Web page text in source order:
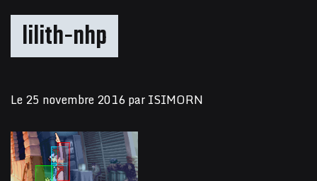
lilith-nhp
Le25 novembre 2016parISIMORN